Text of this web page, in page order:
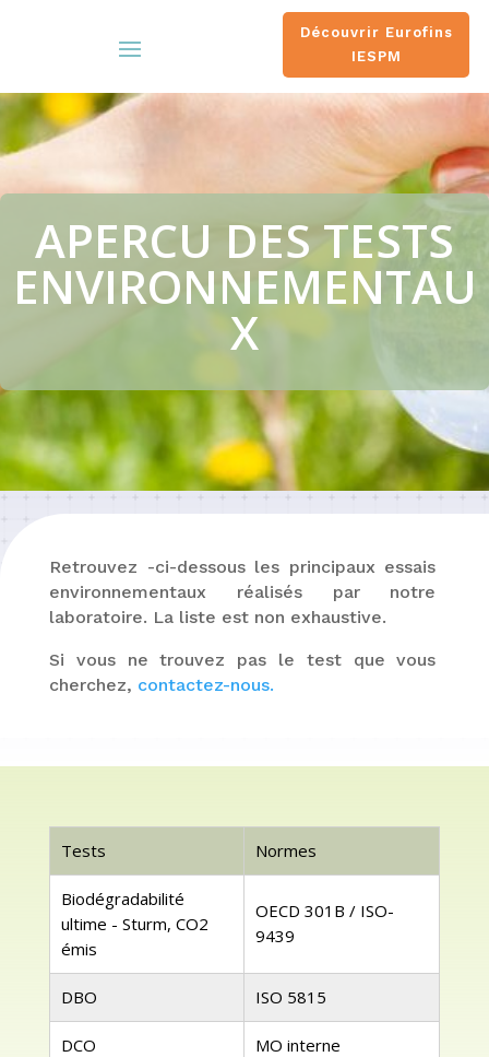
Découvrir Eurofins
IESPM
APERCU DES TESTS
ENVIRONNEMENTAU
X
Retrouvez -ci-dessous les principaux essais
environnementaux réalisés par notre
laboratoire. La liste est non exhaustive.
Si vous ne trouvez pas le test que vous
cherchez, contactez-nous.
Tests Normes
Biodégradabilité
ultime - Sturm, CO2
émis
OECD 301B / ISO-
9439
DBO ISO 5815
DCO MO interne